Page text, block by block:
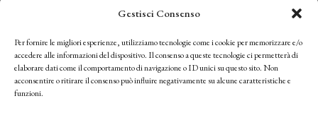
Gestisci Consenso
Per fornire le migliori esperienze, utilizziamo tecnologie come i cookie per memorizzare e/o
accedere alle informazioni del dispositivo. Il consenso a queste tecnologie ci permetterà di
elaborare dati come il comportamento di navigazione o ID unici su questo sito. Non
acconsentire o ritirare il consenso può influire negativamente su alcune caratteristiche e
funzioni.
+41 (0)91 966 28 08
vini@tenutabally.ch
IT FR EN DE